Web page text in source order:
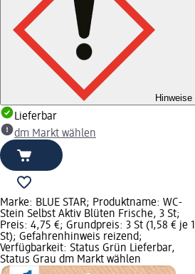
Hinweise
Lieferbar
dm Markt wählen
Marke: BLUE STAR; Produktname: WC-
Stein Selbst Aktiv Blüten Frische, 3 St;
Preis: 4,75 €; Grundpreis: 3 St (1,58 € je 1
St); Gefahrenhinweis reizend;
Verfügbarkeit: Status Grün Lieferbar,
Status Grau dm Markt wählen